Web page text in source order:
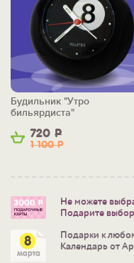
720 Р
1 100Р
Будильник "Утро
бильярдиста"
Не можете
Подарите
Подарки к
Календарь от